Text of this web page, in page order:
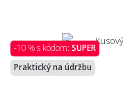
-10 % s kódom: SUPER
Praktický na údržbu